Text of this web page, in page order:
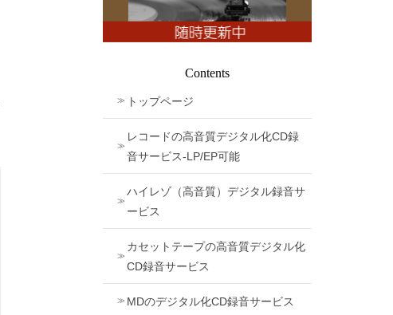
Contents
トップページ
レコードの高音質デジタル化CD録
音サービス-LP/EP可能
ハイレゾ（高音質）デジタル録音サ
ービス
カセットテープの高音質デジタル化
CD録音サービス
MDのデジタル化CD録音サービス